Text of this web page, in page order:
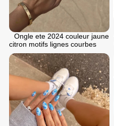
Ongle ete 2024 couleur jaune
citron motifs lignes courbes